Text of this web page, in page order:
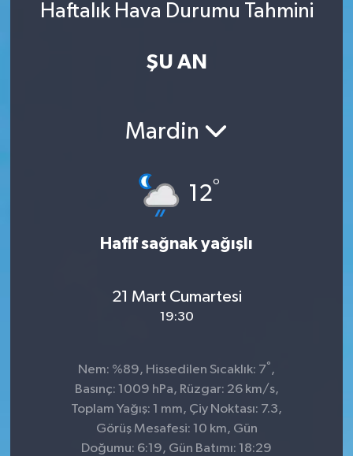
Haftalık Hava Durumu Tahmini
ŞU AN
Mardin
12°
Hafif sağnak yağışlı
21 Mart Cumartesi
19:30
Nem: %89, Hissedilen Sıcaklık: 7° ,
Basınç: 1009 hPa, Rüzgar: 26 km/s,
Toplam Yağış: 1 mm, Çiy Noktası: 7.3,
Görüş Mesafesi: 10 km, Gün
Doğumu: 6:19, Gün Batımı: 18:29
Sağlık
Süper Lig Puan Durumu ve Fikstür